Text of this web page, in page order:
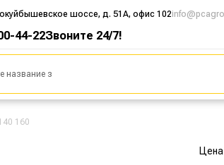
шоссе, д. 51А, офис 102
44-22Звоните 24/7!
160